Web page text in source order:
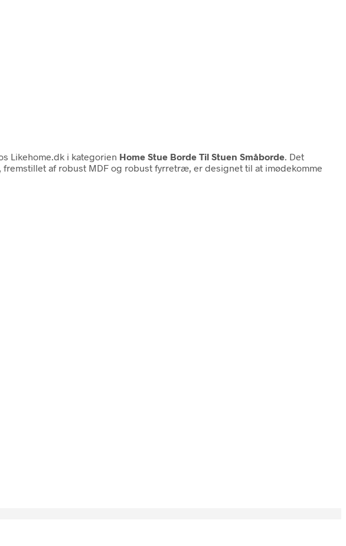
Likehome.dk i kategorien Home Stue Borde Til Stuen Småborde . Det
af robust MDF og robust fyrretræ, er designet til at imødekomme